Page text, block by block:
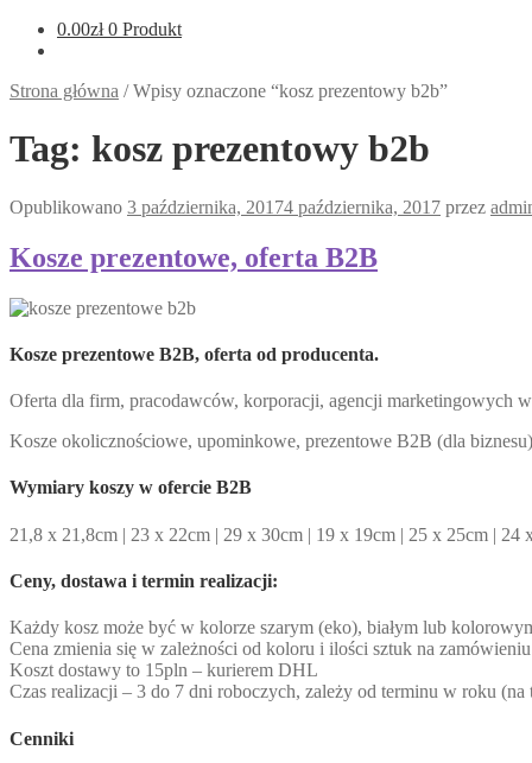
0.00zł 0 Produkt
Strona główna /Wpisy oznaczone “kosz prezentowy b2b”
Tag: kosz prezentowy b2b
Opublikowano 3 października, 20174 października, 2017 przez
Kosze prezentowe, oferta B2B
Kosze prezentowe B2B, oferta od producenta.
Oferta dla firm, pracodawców, korporacji, agencji marketingowych
Kosze okolicznościowe, upominkowe, prezentowe B2B (dla biznesu)
Wymiary koszy w ofercie B2B
21,8 x 21,8cm | 23 x 22cm | 29 x 30cm | 19 x 19cm | 25 x 25cm | 24
Ceny, dostawa i termin realizacji:
Każdy kosz może być w kolorze szarym (eko), białym lub
Cena zmienia się w zależności od koloru i ilości sztuk na
Koszt dostawy to 15pln – kurierem DHL
Czas realizacji – 3 do 7 dni roboczych, zależy od terminu w roku (na
Cenniki